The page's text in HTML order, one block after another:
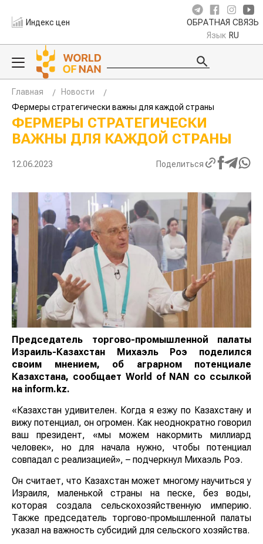
Индекс цен ОБРАТНАЯ СВЯЗЬ
Язык RU
Главная
Новости
Фермеры стратегически важны для каждой страны
ФЕРМЕРЫ СТРАТЕГИЧЕСКИ
ВАЖНЫ ДЛЯ КАЖДОЙ СТРАНЫ
12.06.2023 Поделиться
Председатель торгово-промышленной палаты
Израиль-Казахстан Михаэль Роэ поделился
своим мнением, об аграрном потенциале
Казахстана, сообщает World of NAN со ссылкой
на inform.kz.
«Казахстан удивителен. Когда я езжу по Казахстану и
вижу потенциал, он огромен. Как неоднократно говорил
ваш президент, «мы можем накормить миллиард
человек», но для начала нужно, чтобы потенциал
совпадал с реализацией», – подчеркнул Михаэль Роэ.
Он считает, что Казахстан может многому научиться у
Израиля, маленькой страны на песке, без воды,
которая создала сельскохозяйственную империю.
Также председатель торгово-промышленной палаты
указал на важность субсидий для сельского хозяйства.